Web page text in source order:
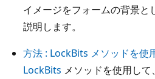
イメージをフォームの背景と
説明します。
方法 : LockBits メソッドを使
LockBits メソッドを使用し